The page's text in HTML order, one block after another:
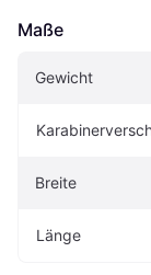
Maße
Gewicht
Breite
Länge